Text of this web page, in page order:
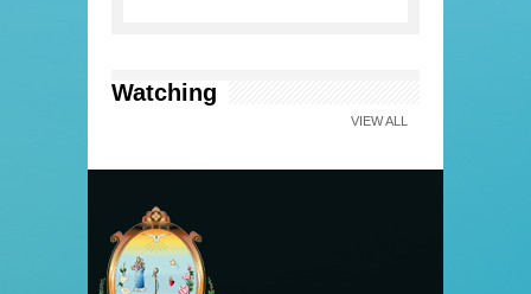
Watching
VIEW ALL